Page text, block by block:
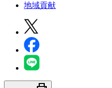
地域貢献